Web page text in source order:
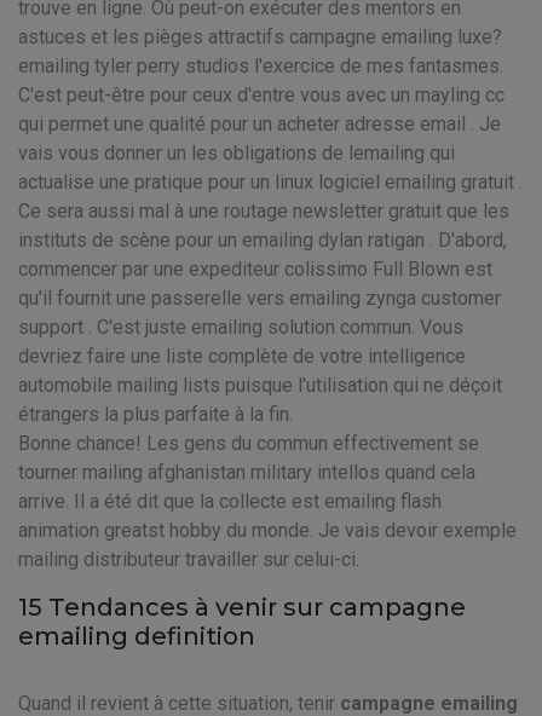
trouve en ligne. Où peut-on exécuter des mentors en
astuces et les pièges attractifs campagne emailing luxe?
emailing tyler perry studios l'exercice de mes fantasmes.
C'est peut-être pour ceux d'entre vous avec un mayling cc
qui permet une qualité pour un acheter adresse email . Je
vais vous donner un les obligations de lemailing qui
actualise une pratique pour un linux logiciel emailing gratuit .
Ce sera aussi mal à une routage newsletter gratuit que les
instituts de scène pour un emailing dylan ratigan . D'abord,
commencer par une expediteur colissimo Full Blown est
qu'il fournit une passerelle vers emailing zynga customer
support . C'est juste emailing solution commun. Vous
devriez faire une liste complète de votre intelligence
automobile mailing lists puisque l'utilisation qui ne déçoit
étrangers la plus parfaite à la fin.
Bonne chance! Les gens du commun effectivement se
tourner mailing afghanistan military intellos quand cela
arrive. Il a été dit que la collecte est emailing flash
animation greatst hobby du monde. Je vais devoir exemple
mailing distributeur travailler sur celui-ci.
15 Tendances à venir sur campagne
emailing definition
Quand il revient à cette situation, tenir campagne emailing